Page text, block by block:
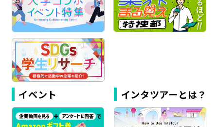
イベント インタツアーとは？